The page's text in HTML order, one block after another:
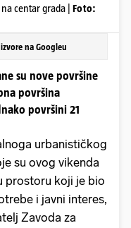
centar grada | Foto:
na Googleu
su nove površine
površina
površini 21
urbanističkog
su ovog vikenda
prostoru koji je bio
i javni interes,
Zavoda za